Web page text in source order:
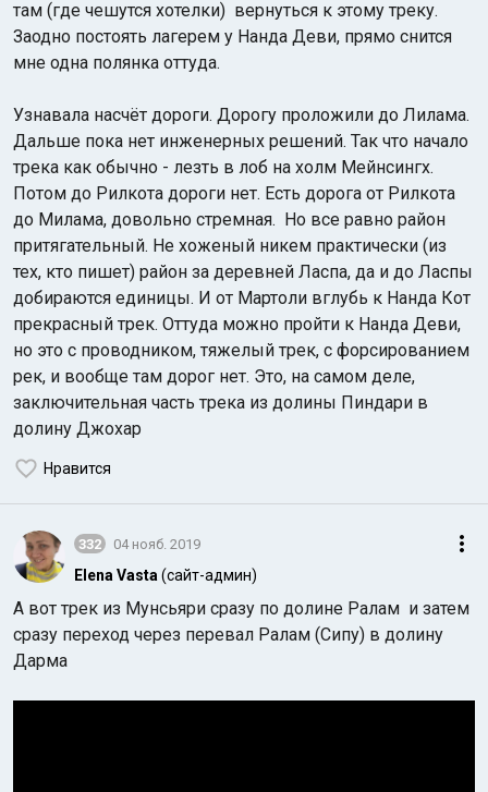
там (где чешутся хотелки) вернуться к этому треку.
Заодно постоять лагерем у Нанда Деви, прямо снится
мне одна полянка оттуда.
Узнавала насчёт дороги. Дорогу проложили до Лилама.
Дальше пока нет инженерных решений. Так что начало
трека как обычно - лезть в лоб на холм Мейнсингх.
Потом до Рилкота дороги нет. Есть дорога от Рилкота
до Милама, довольно стремная. Но все равно район
притягательный. Не хоженый никем практически (из
тех, кто пишет) район за деревней Ласпа, да и до Ласпы
добираются единицы. И от Мартоли вглубь к Нанда Кот
прекрасный трек. Оттуда можно пройти к Нанда Деви,
но это с проводником, тяжелый трек, с форсированием
рек, и вообще там дорог нет. Это, на самом деле,
заключительная часть трека из долины Пиндари в
долину Джохар
Нравится
332 04 нояб. 2019
Elena Vasta(сайт-админ)
А вот трек из Мунсьяри сразу по долине Ралам и затем
сразу переход через перевал Ралам (Сипу) в долину
Дарма